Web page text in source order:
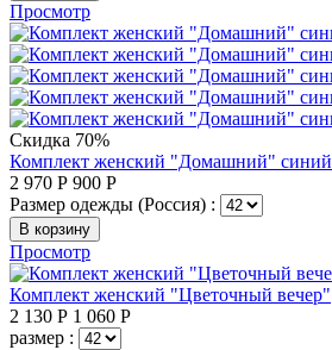
Просмотр
Скидка 70%
Комплект женский "Домашний" синий
2 970 Р 900 Р
Размер одежды (Россия) :
В корзину
Просмотр
Комплект женский "Цветочный вечер"
2 130 Р 1 060 Р
размер :